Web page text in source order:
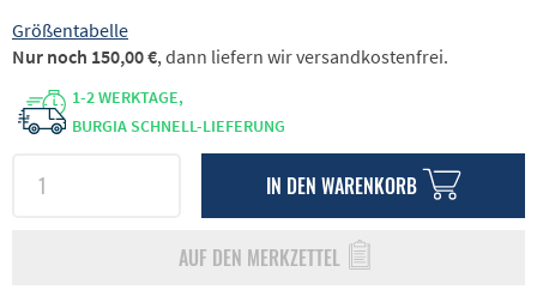
Größentabelle
1-2 WERKTAGE,
BURGIA SCHNELL-LIEFERUNG
IN DEN WARENKORB
AUF DEN MERKZETTEL
Nur noch 150,00 €, dann liefern wir versandkostenfrei.